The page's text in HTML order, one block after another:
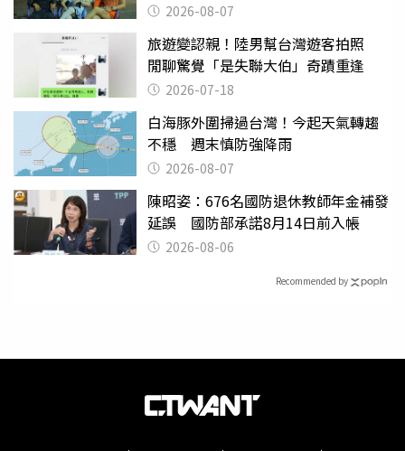
2026-08-07
旅遊變認親！陸男幫台灣遊客拍照
閒聊驚覺「是失聯大伯」奇蹟重逢
2026-07-18
白海豚外圍掃過台灣！今起天氣轉趨
不穩 週末慎防強降雨
2026-08-07
陳昭姿：676名國防退休教師年金補發
延誤 國防部承諾8月14日前入帳
2026-08-06
Recommended by